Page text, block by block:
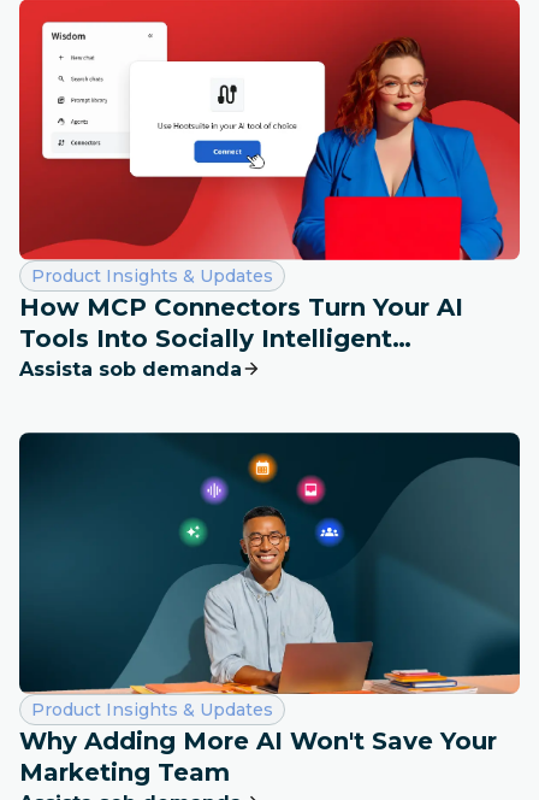
Categoria:
Product Insights & Updates
How MCP Connectors Turn Your AI
Tools Into Socially Intelligent
Workspaces
Assista sob demanda
Categoria:
Product Insights & Updates
Why Adding More AI Won't Save Your
Marketing Team